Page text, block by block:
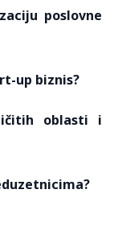
poslovne
up biznis?
oblasti i